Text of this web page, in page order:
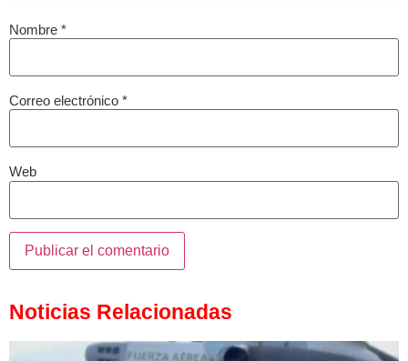
Nombre *
Correo electrónico *
Web
Noticias Relacionadas